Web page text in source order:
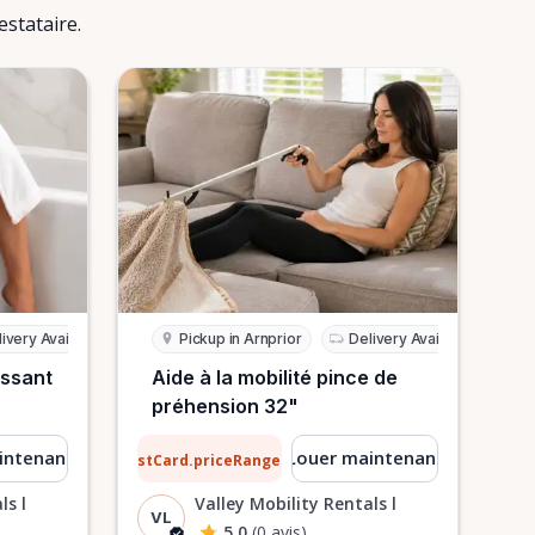
Available
l
Aide à la mobilité pince de
préhension 32"
Pickup in Arnprior Delivery Available
0,51 $ ListCard.priceRangeTo par jour
Louer maintenant
VL
Valley Mobility Rentals l